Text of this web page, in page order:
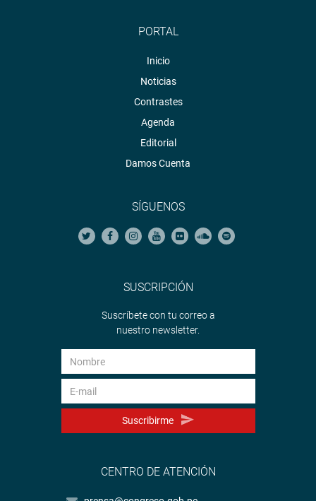
PORTAL
Inicio
Noticias
Contrastes
Agenda
Editorial
Damos Cuenta
SÍGUENOS
SUSCRIPCIÓN
Suscríbete con tu correo a
nuestro newsletter.
Suscribirme
CENTRO DE ATENCIÓN